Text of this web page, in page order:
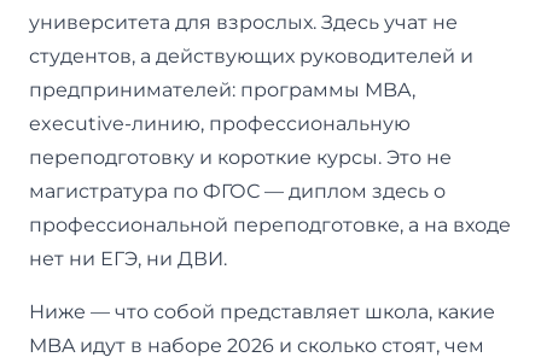
университета для взрослых. Здесь учат не
студентов, а действующих руководителей и
предпринимателей: программы MBA,
executive-линию, профессиональную
переподготовку и короткие курсы. Это не
магистратура по ФГОС — диплом здесь о
профессиональной переподготовке, а на входе
нет ни ЕГЭ, ни ДВИ.
Ниже — что собой представляет школа, какие
MBA идут в наборе 2026 и сколько стоят, чем